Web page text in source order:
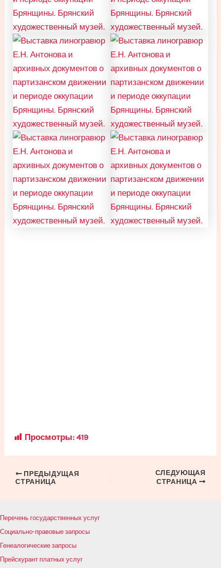
Просмотры: 419
Навигация
ПРЕДЫДУЩАЯ
СТРАНИЦА
СЛЕДУЮЩАЯ
СТРАНИЦА
Перечень государственных услуг
Социально-правовые запросы
Генеалогические запросы
Прейскурант платных услуг